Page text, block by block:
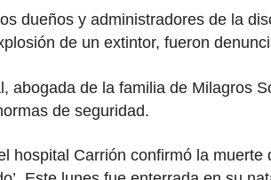
dueños y administradores de la
de un extintor, fueron
abogada de la familia de Milagros
de seguridad.
hospital Carrión confirmó la